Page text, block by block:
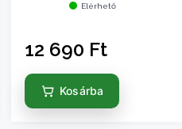
Elérhető
12 690 Ft
Kosárba